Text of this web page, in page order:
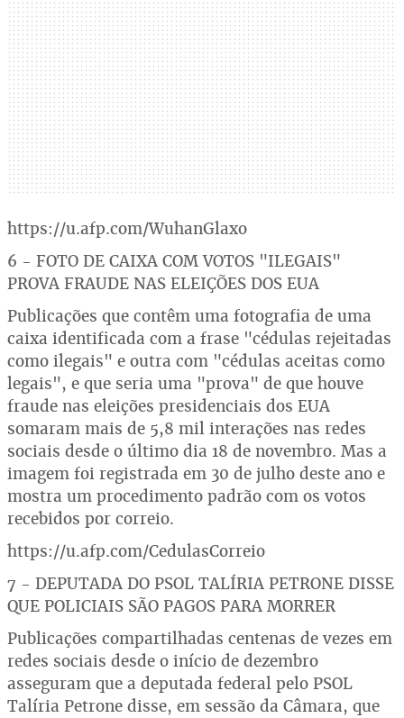
https://u.afp.com/WuhanGlaxo
6 - FOTO DE CAIXA COM VOTOS "ILEGAIS"
PROVA FRAUDE NAS ELEIÇÕES DOS EUA
Publicações que contêm uma fotografia de uma
caixa identificada com a frase "cédulas rejeitadas
como ilegais" e outra com "cédulas aceitas como
legais", e que seria uma "prova" de que houve
fraude nas eleições presidenciais dos EUA
somaram mais de 5,8 mil interações nas redes
sociais desde o último dia 18 de novembro. Mas a
imagem foi registrada em 30 de julho deste ano e
mostra um procedimento padrão com os votos
recebidos por correio.
https://u.afp.com/CedulasCorreio
7 - DEPUTADA DO PSOL TALÍRIA PETRONE DISSE
QUE POLICIAIS SÃO PAGOS PARA MORRER
Publicações compartilhadas centenas de vezes em
redes sociais desde o início de dezembro
asseguram que a deputada federal pelo PSOL
Talíria Petrone disse, em sessão da Câmara, que